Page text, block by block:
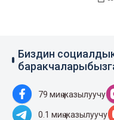
Биздин
79 миң жазылуучу
0.1 миң жазылуучу